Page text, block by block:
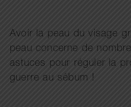
Avoir la peau du visage
peau concerne de
astuces pour réguler la
guerre au sébum !